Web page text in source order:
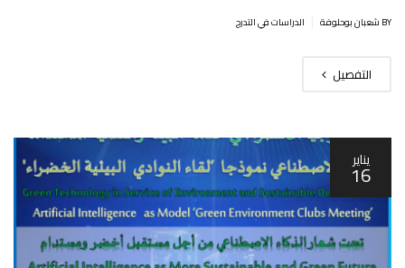
BY شعبان بوحلوفة الدراسات في التدرج
التفصيل
يناير
16